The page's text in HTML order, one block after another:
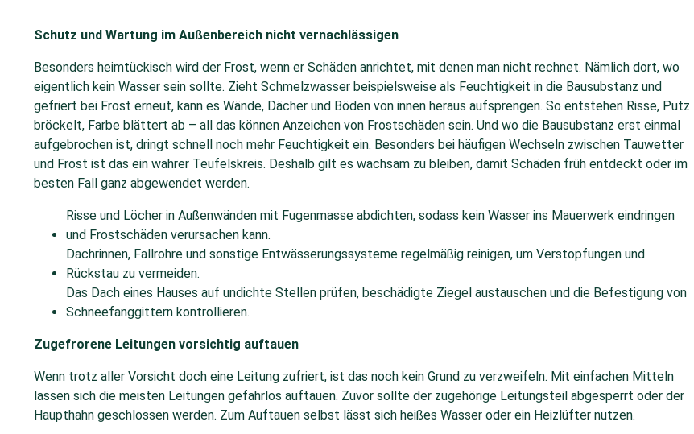
Schutz und Wartung im Außenbereich nicht vernachlässigen
Besonders heimtückisch wird der Frost, wenn er Schäden anrichtet, mit denen man nicht rechnet. Nämlich dort, wo
eigentlich kein Wasser sein sollte. Zieht Schmelzwasser beispielsweise als Feuchtigkeit in die Bausubstanz und
gefriert bei Frost erneut, kann es Wände, Dächer und Böden von innen heraus aufsprengen. So entstehen Risse, Putz
bröckelt, Farbe blättert ab – all das können Anzeichen von Frostschäden sein. Und wo die Bausubstanz erst einmal
aufgebrochen ist, dringt schnell noch mehr Feuchtigkeit ein. Besonders bei häufigen Wechseln zwischen Tauwetter
und Frost ist das ein wahrer Teufelskreis. Deshalb gilt es wachsam zu bleiben, damit Schäden früh entdeckt oder im
besten Fall ganz abgewendet werden.
Risse und Löcher in Außenwänden mit Fugenmasse abdichten, sodass kein Wasser ins Mauerwerk eindringen
und Frostschäden verursachen kann.
Dachrinnen, Fallrohre und sonstige Entwässerungssysteme regelmäßig reinigen, um Verstopfungen und
Rückstau zu vermeiden.
Das Dach eines Hauses auf undichte Stellen prüfen, beschädigte Ziegel austauschen und die Befestigung von
Schneefanggittern kontrollieren.
Zugefrorene Leitungen vorsichtig auftauen
Wenn trotz aller Vorsicht doch eine Leitung zufriert, ist das noch kein Grund zu verzweifeln. Mit einfachen Mitteln
lassen sich die meisten Leitungen gefahrlos auftauen. Zuvor sollte der zugehörige Leitungsteil abgesperrt oder der
Haupthahn geschlossen werden. Zum Auftauen selbst lässt sich heißes Wasser oder ein Heizlüfter nutzen.